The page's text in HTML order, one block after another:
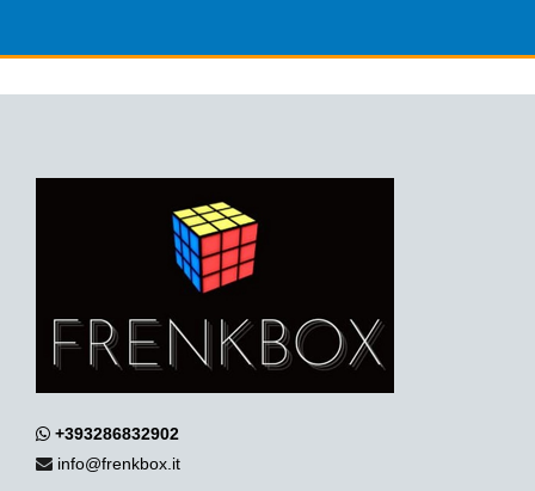
+393286832902
info@frenkbox.it